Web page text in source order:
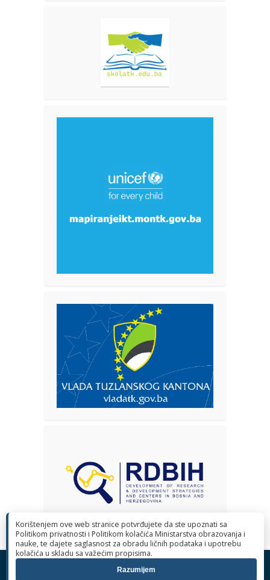
© 2026 Ministarstvo obrazovanja i nauke Tuzlanskog kantona. Sva
Korištenjem ove web stranice potvrđujete da ste upoznati sa
Politikom privatnosti i Politikom kolačića Ministarstva obrazovanja i
nauke, te dajete saglasnost za obradu ličnih podataka i upotrebu
kolačića u skladu sa važećim propisima.
Razumijem